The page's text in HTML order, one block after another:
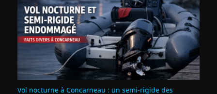
Vol nocturne à Concarneau : un semi‑rigide des